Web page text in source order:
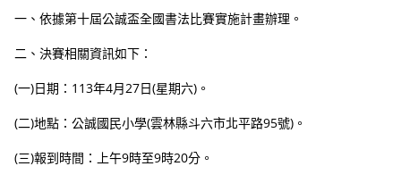
一、依據第十屆公誠盃全國書法比賽實施計畫辦理。
二、決賽相關資訊如下：
(一)日期：113年4月27日(星期六)。
(二)地點：公誠國民小學(雲林縣斗六市北平路95號)。
(三)報到時間：上午9時至9時20分。